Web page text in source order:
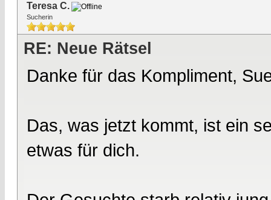
Teresa C.
Sucherin
RE: Neue Rätsel
Danke für das Kompliment,
Das, was jetzt kommt, ist ein
etwas für dich.